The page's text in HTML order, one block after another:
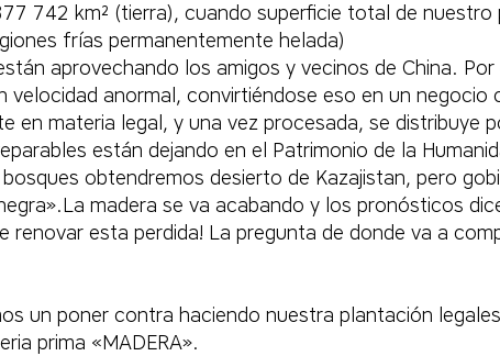
742 km² (tierra), cuando superficie total de
frías permanentemente helada)
aprovechando los amigos y vecinos de China.
anormal, convirtiéndose eso en un negocio
en materia legal, y una vez procesada, se distribuye
están dejando en el Patrimonio de la
obtendremos desierto de Kazajistan, pero
madera se va acabando y los pronósticos
esta perdida! La pregunta de donde va a
un poner contra haciendo nuestra plantación
prima «MADERA».